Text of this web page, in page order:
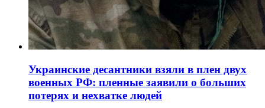
Украинские десантники взяли в плен двух
военных РФ: пленные заявили о больших
потерях и нехватке людей